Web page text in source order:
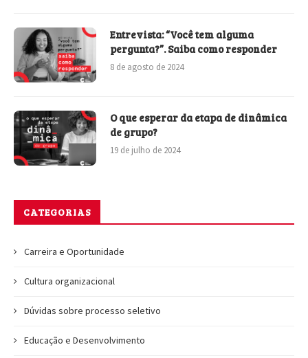
Entrevista: “Você tem alguma
pergunta?”. Saiba como responder
8 de agosto de 2024
O que esperar da etapa de dinâmica
de grupo?
19 de julho de 2024
CATEGORIAS
Carreira e Oportunidade
Cultura organizacional
Dúvidas sobre processo seletivo
Educação e Desenvolvimento